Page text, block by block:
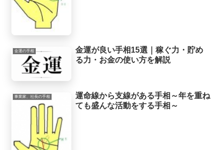
金運の手相
金運が良い手相15選｜稼ぐ力・貯め
る力・お金の使い方を解説
事業家、社長の手相
運命線から支線がある手相～年を重ね
ても盛んな活動をする手相～